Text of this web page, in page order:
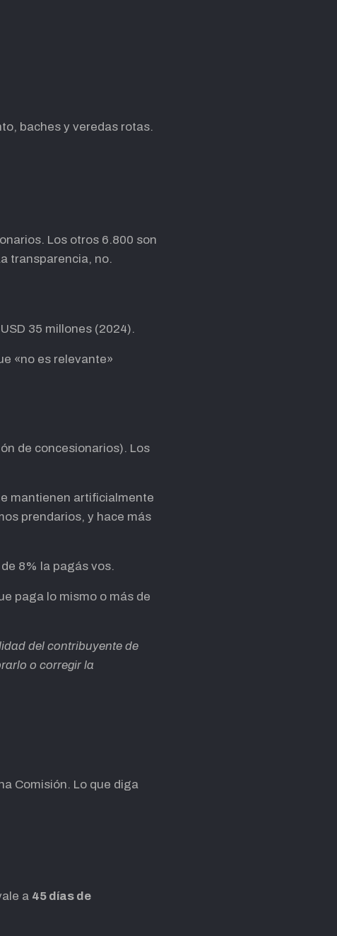
baches y veredas rotas.
Los otros 6.800 son
transparencia, no.
35 millones (2024).
«no es relevante»
de concesionarios). Los
mantienen artificialmente
prendarios, y hace más
8% la pagás vos.
paga lo mismo o más de
del contribuyente de
o corregir la
Comisión. Lo que diga
a 45 días de